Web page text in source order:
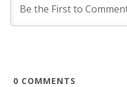
0 COMMENTS